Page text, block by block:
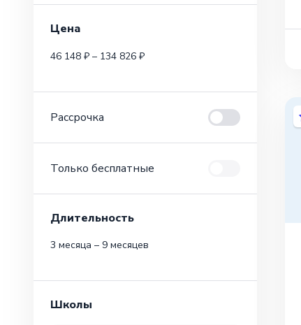
Цена
46 148 ₽ – 134 826 ₽
Рассрочка
Только бесплатные
Длительность
3 месяца – 9 месяцев
Школы